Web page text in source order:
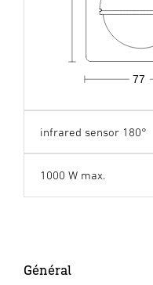
77
infrared sensor 180°
1000 W max.
Général